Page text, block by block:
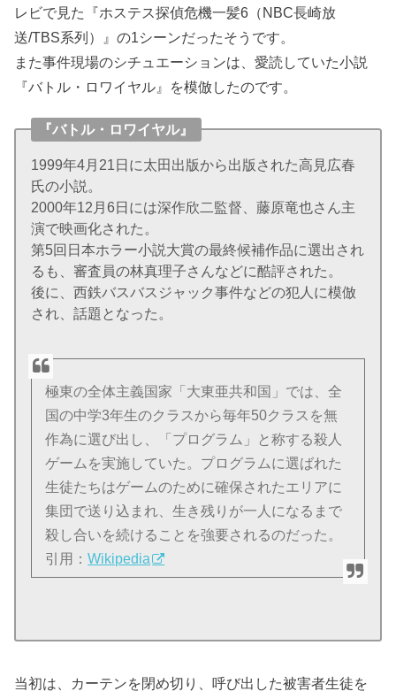
レビで見た『ホステス探偵危機一髪6（NBC長崎放
送/TBS系列）』の1シーンだったそうです。
また事件現場のシチュエーションは、愛読していた小説
『バトル・ロワイヤル』を模倣したのです。
『バトル・ロワイヤル』
1999年4月21日に太田出版から出版された高見広春
氏の小説。
2000年12月6日には深作欣二監督、藤原竜也さん主
演で映画化された。
第5回日本ホラー小説大賞の最終候補作品に選出され
るも、審査員の林真理子さんなどに酷評された。
後に、西鉄バスバスジャック事件などの犯人に模倣
され、話題となった。
極東の全体主義国家「大東亜共和国」では、全
国の中学3年生のクラスから毎年50クラスを無
作為に選び出し、「プログラム」と称する殺人
ゲームを実施していた。プログラムに選ばれた
生徒たちはゲームのために確保されたエリアに
集団で送り込まれ、生き残りが一人になるまで
殺し合いを続けることを強要されるのだった。
引用：Wikipedia
当初は、カーテンを閉め切り、呼び出した被害者生徒を